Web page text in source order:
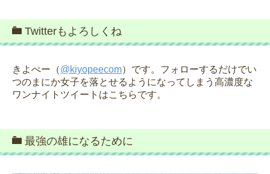
Twitterもよろしくね
きよぺー（@kiyopeecom）です。フォローするだけでい
つのまにか女子を落とせるようになってしまう高濃度な
ワンナイトツイートはこちらです。
最強の雄になるために